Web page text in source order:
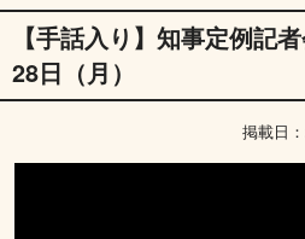
【手話入り】知事定例記
28日（月）
掲載日